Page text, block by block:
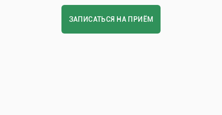
ЗАПИСАТЬСЯ НА ПРИЁМ